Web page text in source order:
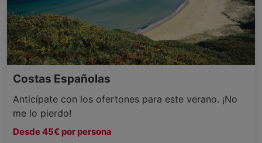
Costas Españolas
Anticípate con los ofertones para este verano. ¡No
me lo pierdo!
Desde 45€ por persona